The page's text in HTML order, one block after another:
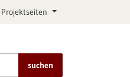
Projektseiten
suchen